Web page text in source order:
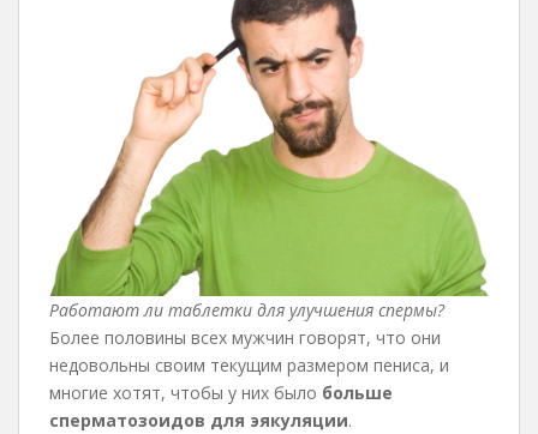
Работают ли таблетки для улучшения спермы?
Более половины всех мужчин говорят, что они
недовольны своим текущим размером пениса, и
многие хотят, чтобы у них было больше
сперматозоидов для эякуляции.